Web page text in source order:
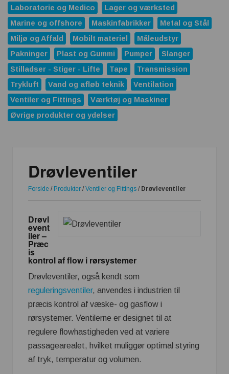
Laboratorie og Medico
Lager og værksted
Marine og offshore
Maskinfabrikker
Metal og Stål
Miljø og Affald
Mobilt materiel
Måleudstyr
Pakninger
Plast og Gummi Pumper
Slanger
Stilladser - Stiger - Lifte
Tape
Transmission
Trykluft
Vand og afløb teknik
Ventilation
Ventiler og Fittings
Værktøj og Maskiner
Øvrige produkter og ydelser
Drøvleventiler
Forside / Produkter / Ventiler og Fittings / Drøvleventiler
Drøvl
event
iler –
Præc
is
kontrol af flow i rørsystemer
Drøvleventiler, også kendt som
reguleringsventiler, anvendes i industrien til
præcis kontrol af væske- og gasflow i
rørsystemer. Ventilerne er designet til at
regulere flowhastigheden ved at variere
passagearealet, hvilket muliggør optimal styring
af tryk, temperatur og volumen.